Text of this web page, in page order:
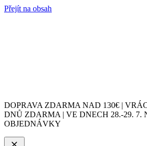
Přejít na obsah
DOPRAVA ZDARMA NAD 130€ |
DNŮ ZDARMA | VE DNECH 28.-29. 7.
OBJEDNÁVKY